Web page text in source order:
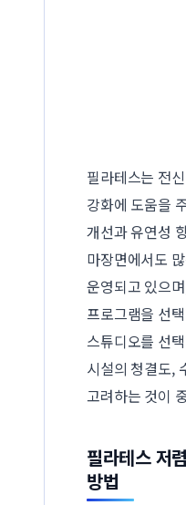
필라테스는 전
강화에 도움을
개선과 유연성
마장면에서도
운영되고 있으
프로그램을 선
스튜디오를 선
시설의 청결도,
고려하는 것이
필라테스 저
방법